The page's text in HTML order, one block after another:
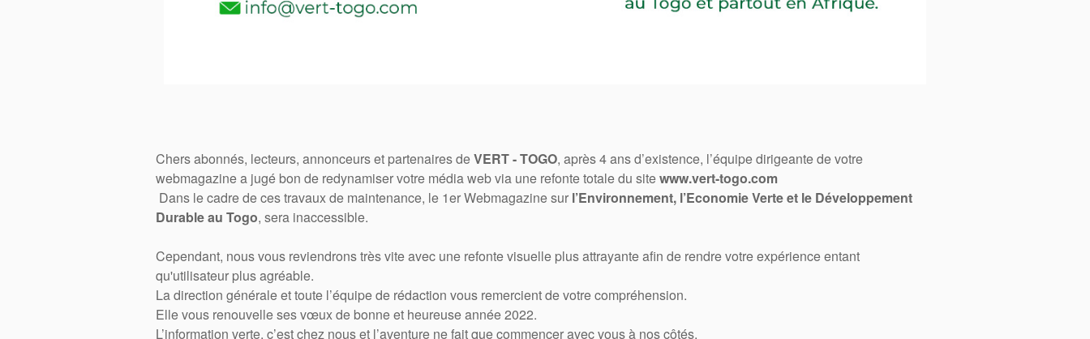
Chers abonnés, lecteurs, annonceurs et partenaires deVERT - TOGO, après 4 ans d’existence, l’équipe dirigeante de votre
webmagazine a jugé bon de redynamiser votre média web via une refonte totale du sitewww.vert-togo.com
Dans le cadre de ces travaux de maintenance, le 1er Webmagazine sur l’Environnement, l’Economie Verte et le Développement
Durable au Togo, sera inaccessible.
Cependant, nous vous reviendrons très vite avec une refonte visuelle plus attrayante afin de rendre votre expérience entant
qu'utilisateur plus agréable.
La direction générale et toute l’équipe de rédaction vous remercient de votre compréhension.
Elle vous renouvelle ses vœux de bonne et heureuse année 2022.
L’information verte, c’est chez nous et l’aventure ne fait que commencer avec vous à nos côtés.